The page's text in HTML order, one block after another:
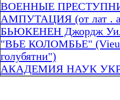
ВОЕННЫЕ
АМПУТАЦИЯ (от лат .
БЬЮКЕНЕН Джордж
"ВЬЕ КОЛОМБЬЕ"
голубятни")
АКАДЕМИЯ НАУК